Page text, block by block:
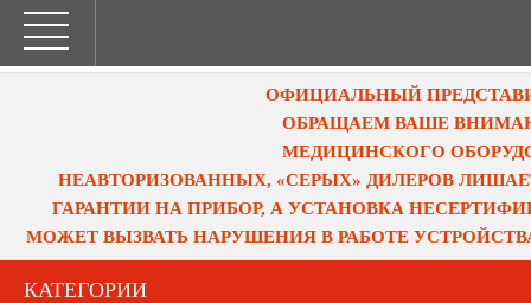
ОФИЦИАЛЬНЫЙ
ОБРАЩАЕМ ВАШЕ
МЕДИЦИНСКОГО
НЕАВТОРИЗОВАННЫХ, «СЕРЫХ» ДИЛЕРОВ
ГАРАНТИИ НА ПРИБОР, А УСТАНОВКА
МОЖЕТ ВЫЗВАТЬ НАРУШЕНИЯ В РАБОТЕ
КАТЕГОРИИ